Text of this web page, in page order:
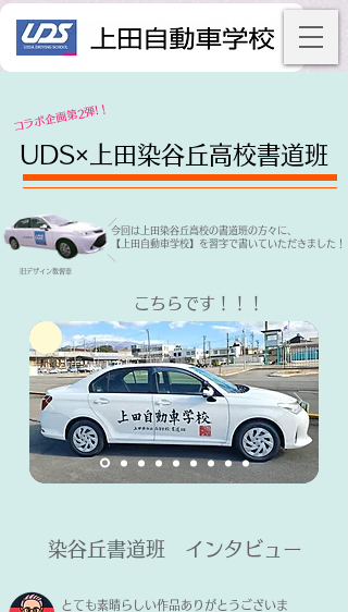
​UDS×上田染谷丘高校書道班
​コラボ企画第2弾!！
​／
​今回は上田染谷丘高校の書道班の方々に、
【上田自動車学校】を習字で書いていただきました！
​／
​旧デザイン教習車
​こちらです！！！
​染谷丘書道班 インタビュー
とても素晴らしい作品ありがとうございま